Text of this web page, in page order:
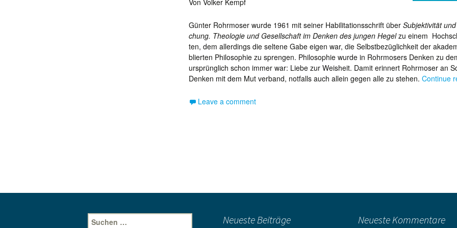
Von Volker Kempf
Günter Rohrmoser wurde 1961 mit seiner Habilitationsschrift über Subjektivität
chung. Theologie und Gesellschaft im Denken des jungen Hegelzu einem
ten, dem allerdings die seltene Gabe eigen war, die Selbstbezüglichkeit der
blier­ten Philosophie zu sprengen. Philosophie wurde in Rohrmosers Denken zu
ursprünglich schon immer war: Liebe zur Weisheit. Damit erinnert Rohr­moser an
Denken mit dem Mut verband, notfalls auch allein gegen alle zu stehen. Continue
Leave a comment
Suche
Neueste Beiträge Neueste Kommentare